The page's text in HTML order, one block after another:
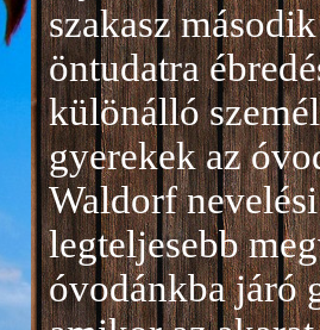
szakasz
öntudatra
különálló
gyerekek az
Waldorf
legteljesebb
óvodánkba járó